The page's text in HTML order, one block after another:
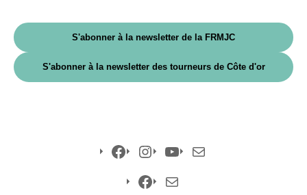
S'abonner à la newsletter de la FRMJC
S'abonner à la newsletter des tourneurs de Côte d'or
Facebook